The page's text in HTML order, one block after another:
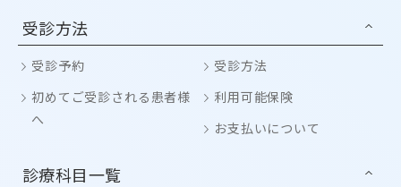
受診方法
受診予約
受診方法
初めてご受診される患者様
へ
利用可能保険
お支払いについて
診療科目一覧